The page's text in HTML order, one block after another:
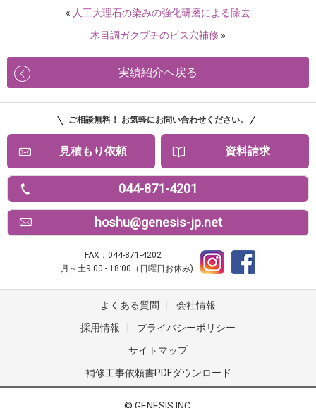
« 人工大理石の染みの強化研磨による除去
木目調ガクブチのビス穴補修 »
実績紹介へ戻る
ご相談無料！ お気軽にお問い合わせください。
見積もり依頼 資料請求
044-871-4201
hoshu@genesis-jp.net
FAX：044-871-4202
月～土9:00 - 18:00（日曜日お休み)
よくある質問
会社情報
採用情報
プライバシーポリシー
サイトマップ
補修工事依頼書PDFダウンロード
© GENESIS INC.